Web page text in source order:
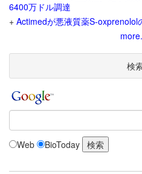
6400万ドル調達
+ Actimedが悪液質薬S-oxprenolol
検
Web BioToday